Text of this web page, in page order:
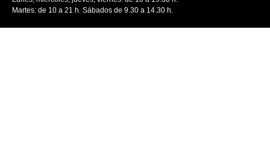
Martes: de 10 a 21 h. Sábados de 9.30 a 14.30 h.